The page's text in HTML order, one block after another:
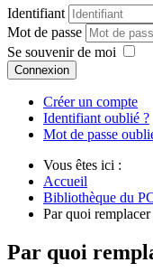
Identifiant
Mot de passe
Se souvenir de moi
Connexion
Créer un compte
Identifiant oublié ?
Mot de passe
Vous êtes ici :
Accueil
Bibliothèque du
Par quoi
Par quoi